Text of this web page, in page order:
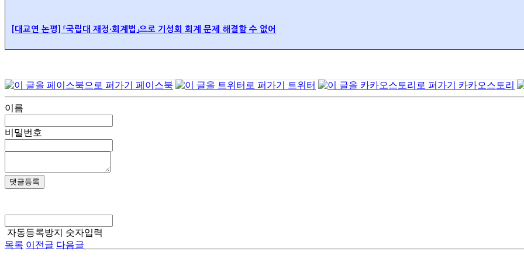
[대교연 논평] 「 국립대 재정·회계법」으로 기성회 회계 문제 해결할 수 없어
페이스북 트위터 카카오스토리
이름
비밀번호
댓글등록
자동등록방지 숫자입력
목록 이전글 다음글